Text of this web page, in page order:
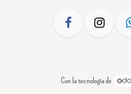
Con la tecnología de